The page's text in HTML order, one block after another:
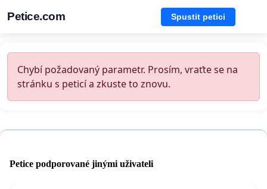
Petice.com Spustit petici
Chybí požadovaný parametr. Prosím, vraťte se na
stránku s peticí a zkuste to znovu.
Petice podporované jinými uživateli